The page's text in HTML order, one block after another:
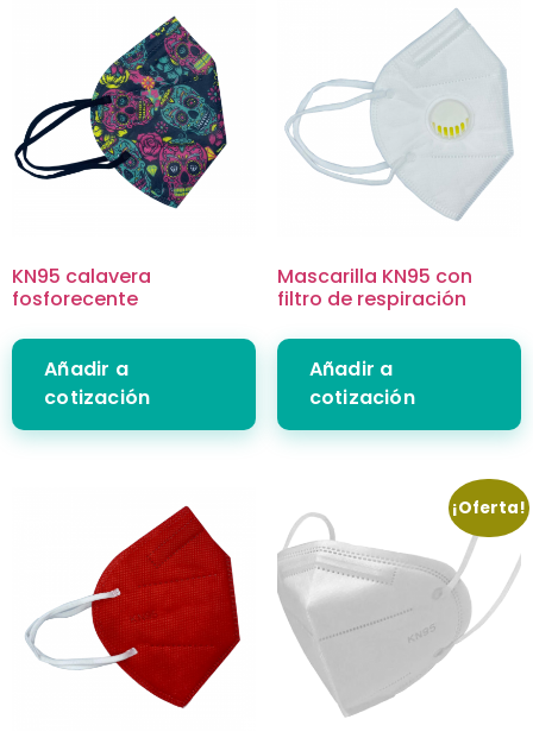
KN95 calavera
fosforecente
Añadir a
cotización
Mascarilla KN95 con
filtro de respiración
Añadir a
cotización
¡Oferta!